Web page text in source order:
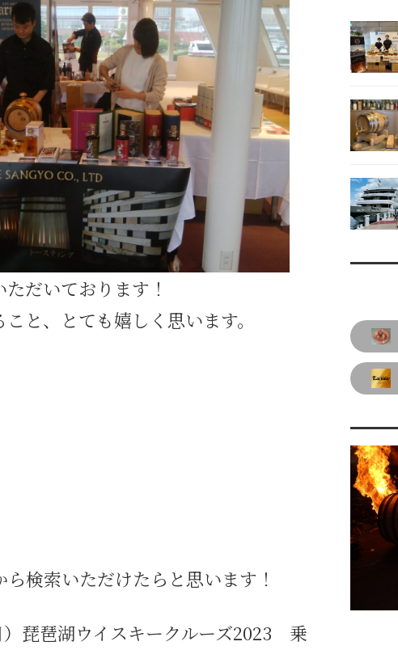
だいております！
と、とても嬉しく思います。
検索いただけたらと思います！
）琵琶湖ウイスキークルーズ2023 乗